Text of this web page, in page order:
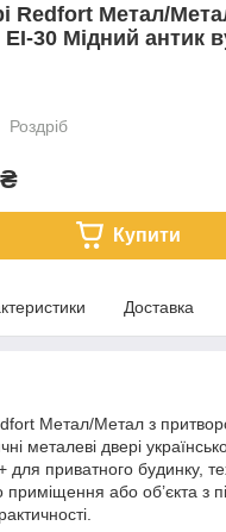
Redfort Метал/
30 Мідний антик
Роздріб
₴
Купити
Доставка
Метал/Метал з
металеві двері
для приватного будинку,
приміщення або об’єкта з